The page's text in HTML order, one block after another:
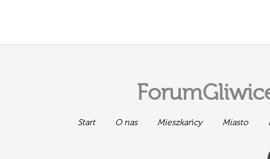
Start O nas Mieszkańcy Miasto